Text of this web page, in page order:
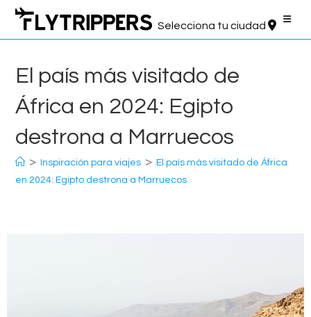
Saltar
contenido
Selecciona tu ciudad
El país más visitado de
África en 2024: Egipto
destrona a Marruecos
> Inspiración para viajes > El país más visitado de África
en 2024: Egipto destrona a Marruecos